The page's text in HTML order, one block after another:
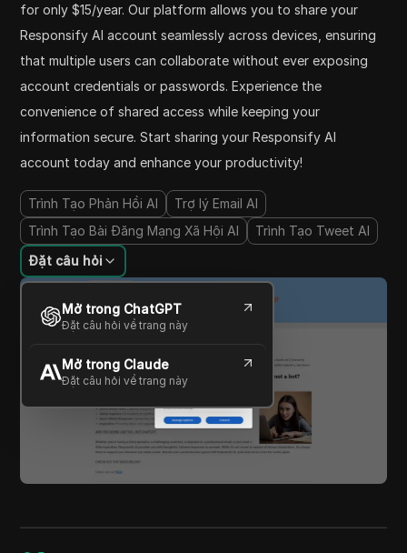
for only $15/year. Our platform allows you to share your
Responsify AI account seamlessly across devices, ensuring
that multiple users can collaborate without ever exposing
account credentials or passwords. Experience the
convenience of shared access while keeping your
information secure. Start sharing your Responsify AI
account today and enhance your productivity!
Trình Tạo Phản Hồi AI
Trợ lý Email AI
Trình Tạo Bài Đăng Mạng Xã Hội AI
Trình Tạo Tweet AI
Đặt câu hỏi
Mở trong ChatGPT
Đặt câu hỏi về trang này
Mở trong Claude
Đặt câu hỏi về trang này